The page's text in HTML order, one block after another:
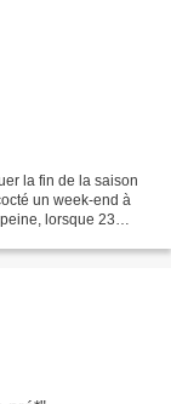
la fin de la saison
un week-end à
lorsque 23